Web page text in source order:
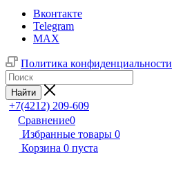
Вконтакте
Telegram
MAX
Политика конфиденциальности
Найти
+7(4212) 209-609
Сравнение0
Избранные товары 0
Корзина 0 пуста